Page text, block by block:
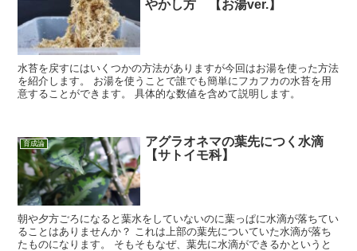
やかし方 【お湯ver.】
水苔を戻すにはいくつかの方法がありますが今回はお湯を使った方法
を紹介します。 お湯を使うことで誰でも簡単にフカフカの水苔を用
意することができます。 具体的な数値を含めて説明します。
育成論
アグラオネマの葉先につく水滴
【サトイモ科】
朝や夕方ごろになると葉水をしていないのに葉っぱに水滴が落ちてい
ることはありませんか？ これは上部の葉先についていた水滴が落ち
たものになります。 そもそもなぜ、葉先に水滴ができるかというと